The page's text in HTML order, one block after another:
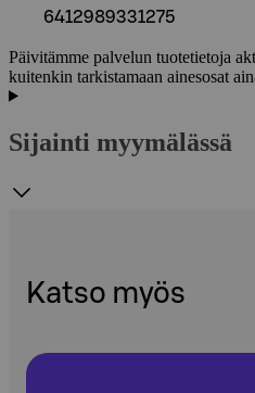
6412989331275
Päivitämme palvelun tuotetietoja
kuitenkin tarkistamaan ainesosat
Sijainti myymälässä
Katso myös